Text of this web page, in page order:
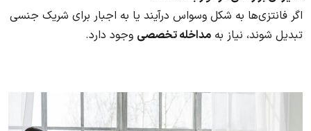
اگر فانتزی‌ها به شکل وسواس درآیند یا به اجبار برای شریک جنسی
تبدیل شوند، نیاز به مداخله تخصصی وجود دارد.